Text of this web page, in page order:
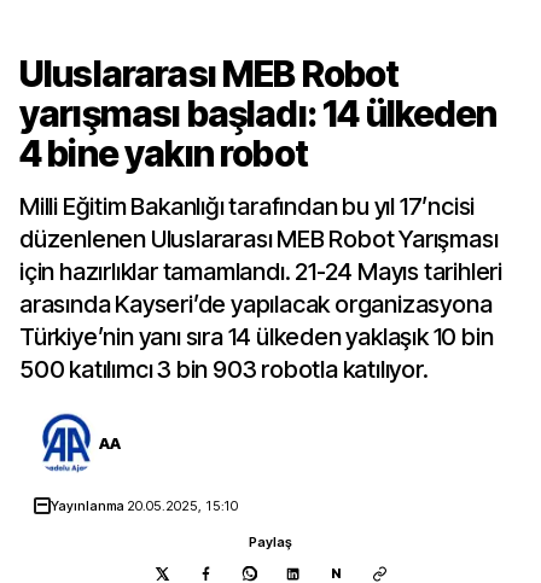
Uluslararası MEB Robot
yarışması başladı: 14 ülkeden
4 bine yakın robot
Milli Eğitim Bakanlığı tarafından bu yıl 17’ncisi
düzenlenen Uluslararası MEB Robot Yarışması
için hazırlıklar tamamlandı. 21-24 Mayıs tarihleri
arasında Kayseri’de yapılacak organizasyona
Türkiye’nin yanı sıra 14 ülkeden yaklaşık 10 bin
500 katılımcı 3 bin 903 robotla katılıyor.
AA
Yayınlanma 20.05.2025, 15:10
Paylaş
N